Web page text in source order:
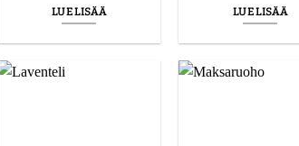
LUE LISÄÄ LUE LISÄÄ